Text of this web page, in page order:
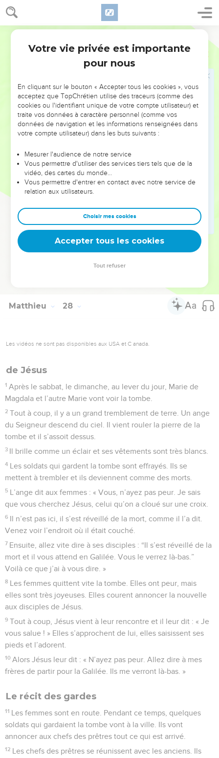
Matthieu 27
61 Marie de Magdala et l’autre Marie sont là, assises en face
de la tombe.
La garde du tombeau
Le jour suivant arrive. C’est le jour qui suit la préparation
réunissent chez Pilate.
Et ils lui disent : « Excellence, nous nous souvenons d’une
chose. Ce menteur a dit, quand il était encore vivant : “Après
trois jours, je me réveillerai de la mort.”
jusqu’au troisième jour, sinon, ses disciples pourront venir
voler son corps. Ils diront ensuite au peuple : “Il s’est réveillé
de la mort !” Ce dernier mensonge serait encore plus grave
que le premier ! »
tombe comme vous voulez ! »
Ils vont préparer la garde de la tombe. Ils bloquent la
pierre de l’entrée et ils mettent les soldats pour la surveiller.
© Société biblique française – Bibli’O, 2000, avec autorisation. Pour vous procurer
Matthieu 28
Les vidéos ne sont pas disponibles aux USA et C anada.
de Jésus
1 Après le sabbat, le dimanche, au lever du jour, Marie de
Magdala et l’autre Marie vont voir la tombe.
2 Tout à coup, il y a un grand tremblement de terre. Un ange
du Seigneur descend du ciel. Il vient rouler la pierre de la
tombe et il s’assoit dessus.
3 Il brille comme un éclair et ses vêtements sont très blancs.
4 Les soldats qui gardent la tombe sont effrayés. Ils se
mettent à trembler et ils deviennent comme des morts.
5 L’ange dit aux femmes : « Vous, n’ayez pas peur. Je sais
que vous cherchez Jésus, celui qu’on a cloué sur une croix.
6 Il n’est pas ici, il s’est réveillé de la mort, comme il l’a dit.
Venez voir l’endroit où il était couché.
7 Ensuite, allez vite dire à ses disciples : “Il s’est réveillé de la
mort et il vous attend en Galilée. Vous le verrez là-bas.”
Voilà ce que j’ai à vous dire. »
8 Les femmes quittent vite la tombe. Elles ont peur, mais
elles sont très joyeuses. Elles courent annoncer la nouvelle
aux disciples de Jésus.
9 Tout à coup, Jésus vient à leur rencontre et il leur dit : « Je
vous salue ! » Elles s’approchent de lui, elles saisissent ses
pieds et l’adorent.
10 Alors Jésus leur dit : « N’ayez pas peur. Allez dire à mes
frères de partir pour la Galilée. Ils me verront là-bas. »
Le récit des gardes
11 Les femmes sont en route. Pendant ce temps, quelques
soldats qui gardaient la tombe vont à la ville. Ils vont
annoncer aux chefs des prêtres tout ce qui est arrivé.
12 Les chefs des prêtres se réunissent avec les anciens. Ils
Votre vie privée est importante
pour nous
En cliquant sur le bouton « Accepter tous les cookies », vous
acceptez que TopChrétien utilise des traceurs (comme des
cookies ou l'identifiant unique de votre compte utilisateur) et
traite vos données à caractère personnel (comme vos
données de navigation et les informations renseignées dans
votre compte utilisateur) dans les buts suivants :
Mesurer l'audience de notre service
Vous permettre d'utiliser des services tiers tels que de la
vidéo, des cartes du monde…
Vous permettre d'entrer en contact avec notre service de
relation aux utilisateurs.
Choisir mes cookies
Accepter tous les cookies
Tout refuser